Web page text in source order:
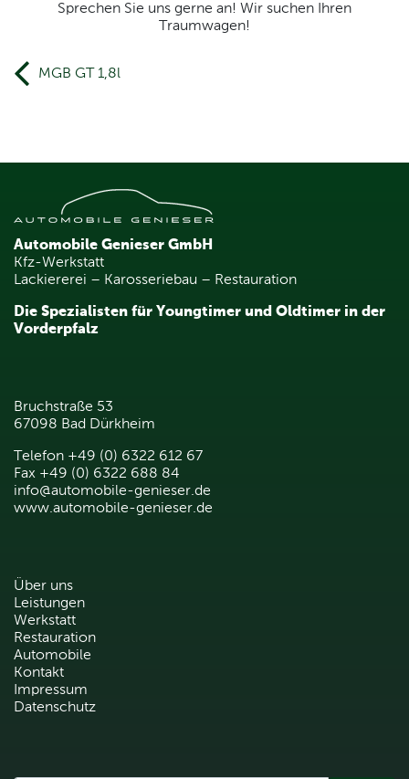
Sprechen Sie uns gerne an! Wir suchen Ihren
Traumwagen!
Beitrags- Navigation
MGB GT 1,8l
Automobile Genieser GmbH
Kfz-Werkstatt
Lackiererei – Karosseriebau – Restauration
Die Spezialisten für Youngtimer und Oldtimer in der
Vorderpfalz
Bruchstraße 53
67098 Bad Dürkheim
Telefon +49 (0) 6322 612 67
Fax +49 (0) 6322 688 84
info@automobile-genieser.de
www.automobile-genieser.de
Über uns
Leistungen
Werkstatt
Restauration
Automobile
Kontakt
Impressum
Datenschutz